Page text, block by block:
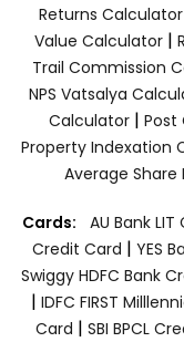
Returns Calculator
Value Calculator |
Trail Commission
NPS Vatsalya
Calculator| Post
Property Indexation
Average
Cards: AU Bank
Credit Card | YES
Swiggy HDFC Bank
| IDFC FIRST
Card | SBI BPCL